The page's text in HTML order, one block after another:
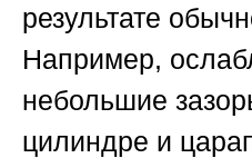
результате
Например,
небольшие
цилиндре и